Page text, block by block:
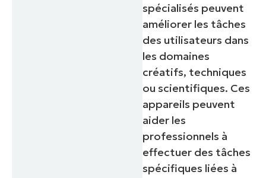
spécialisés peuvent
améliorer les tâches
des utilisateurs dans
les domaines
créatifs, techniques
ou scientifiques. Ces
appareils peuvent
aider les
professionnels à
effectuer des tâches
spécifiques liées à